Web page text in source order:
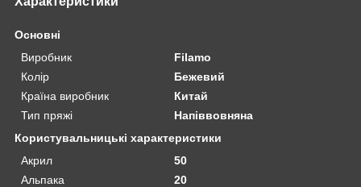
Основні
Виробник
Filamo
Колір
Бежевий
Країна виробник
Китай
Тип пряжі
Напіввовняна
Користувальницькі характеристики
Акрил
50
Альпака
20